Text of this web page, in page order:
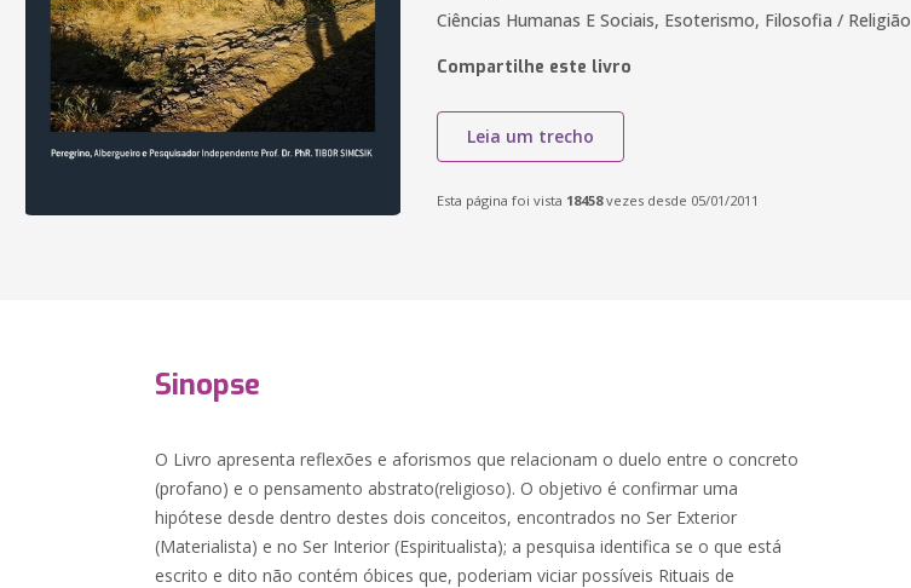
Ciências Humanas E Sociais, Esoterismo, Filosofia / Religião
Compartilhe este livro
Leia um trecho
Esta página foi vista 18458vezes desde 05/01/2011
Sinopse
O Livro apresenta reflexões e aforismos que relacionam o duelo entre o concreto
(profano) e o pensamento abstrato(religioso). O objetivo é confirmar uma
hipótese desde dentro destes dois conceitos, encontrados no Ser Exterior
(Materialista) e no Ser Interior (Espiritualista); a pesquisa identifica se o que está
escrito e dito não contém óbices que, poderiam viciar possíveis Rituais de